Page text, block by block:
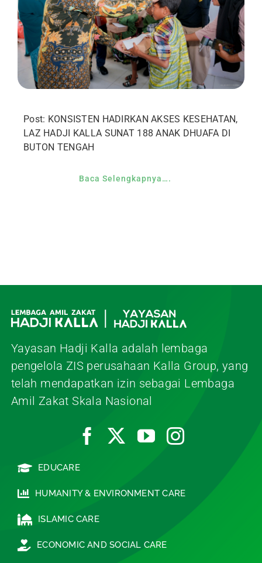
Post: KONSISTEN HADIRKAN AKSES KESEHATAN,
LAZ HADJI KALLA SUNAT 188 ANAK DHUAFA DI
BUTON TENGAH
Baca Selengkapnya….
Yayasan Hadji Kalla adalah lembaga
pengelola ZIS perusahaan Kalla Group, yang
telah mendapatkan izin sebagai Lembaga
Amil Zakat Skala Nasional
EDUCARE
HUMANITY & ENVIRONMENT CARE
ISLAMIC CARE
ECONOMIC AND SOCIAL CARE